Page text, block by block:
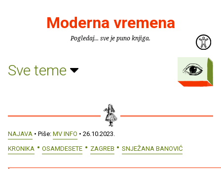
Moderna vremena
Pogledaj... sve je puno knjiga.
Sve teme
NAJAVA • Piše: MV INFO • 26.10.2023.
KRONIKA
OSAMDESETE ZAGREB SNJEŽANA BANOVIĆ